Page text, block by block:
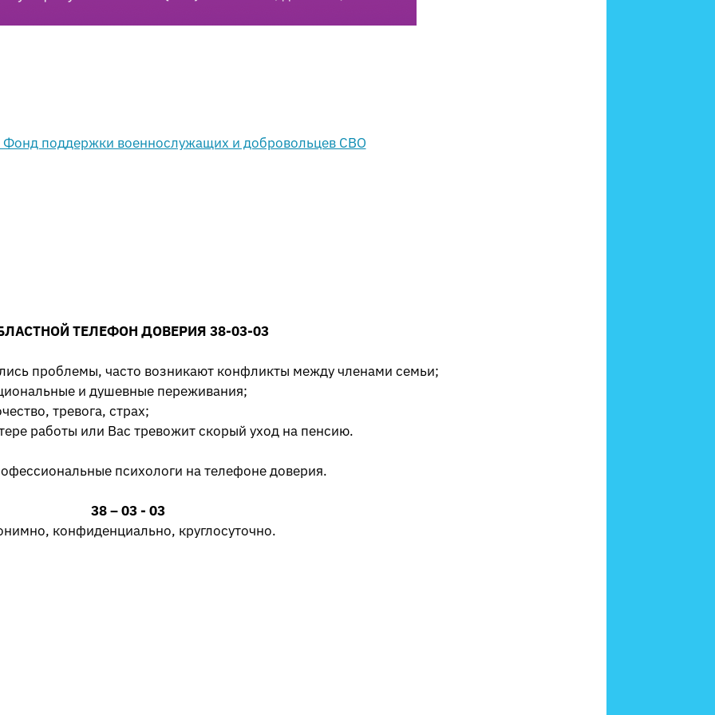
ТЕЛЕФОН ДОВЕРИЯ 38-03-03
проблемы, часто возникают конфликты между членами семьи;
и душевные переживания;
тревога, страх;
работы или Вас тревожит скорый уход на пенсию.
психологи на телефоне доверия.
38 – 03 - 03
конфиденциально, круглосуточно.